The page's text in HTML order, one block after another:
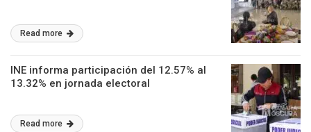
Read more
INE informa participación del 12.57% al
13.32% en jornada electoral
Read more